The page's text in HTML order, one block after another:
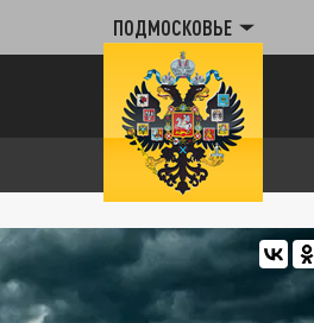
ПОДМОСКОВЬЕ